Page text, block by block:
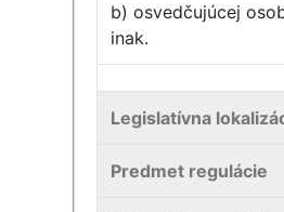
b) osvedčujúcej
inak.
Legislatívna
Predmet regulácie